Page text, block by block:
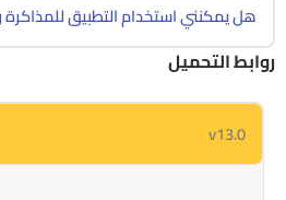
هل يمكنني استخدام التطبيق
روابط التحميل
v13.0